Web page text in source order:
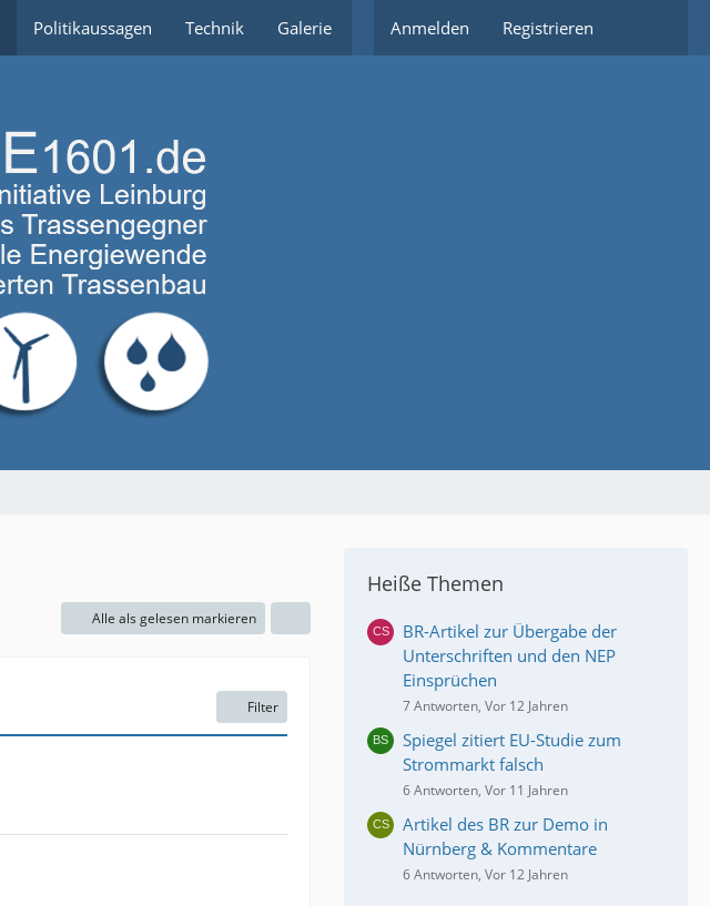
Politikaussagen Technik Galerie Partnerlinks
Anmelden Registrieren
Alle als gelesen markieren
Filter
Heiße Themen
BR-Artikel zur Übergabe der
Unterschriften und den NEP
Einsprüchen
7 Antworten, Vor 12 Jahren
Spiegel zitiert EU-Studie zum
Strommarkt falsch
6 Antworten, Vor 11 Jahren
Artikel des BR zur Demo in
Nürnberg & Kommentare
6 Antworten, Vor 12 Jahren